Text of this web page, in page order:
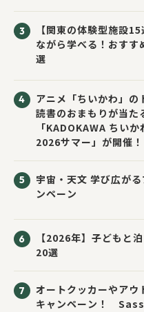
【関東の体験型施設
ながら学べる！おすす
選
アニメ「ちいかわ」の
読書のおまもりが当た
「KADOKAWA ちい
2026サマー」が開催
宇宙・天文 学び広が
ンペーン
【2026年】子どもと
20選
オートクッカーやアウ
キャンペーン！